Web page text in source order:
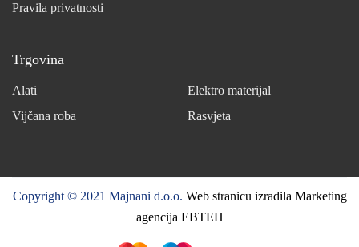
Pravila privatnosti
Trgovina
Alati
Elektro materijal
Vijčana roba
Rasvjeta
Copyright © 2021 Majnani d.o.o. Web stranicu izradila Marketing
agencija EBTEH